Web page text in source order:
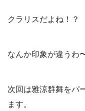
クラリスだよね！？
なんか印象が違うわ
次回は雅涼群舞をパ
ます。